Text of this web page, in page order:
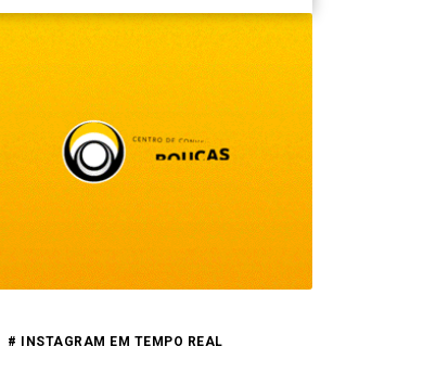
# INSTAGRAM EM TEMPO REAL